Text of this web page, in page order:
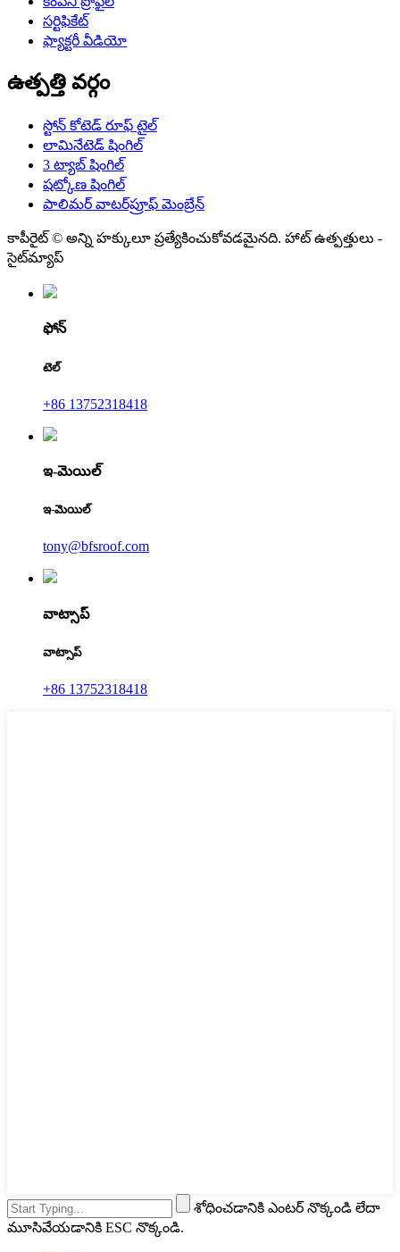
సర్టిఫికేట్
ఫ్యాక్టరీ వీడియో
ఉత్పత్తి వర్గం
స్టోన్ కోటెడ్ రూఫ్ టైల్
లామినేటెడ్ షింగిల్
3 ట్యాబ్ షింగిల్
షట్కోణ షింగిల్
పాలిమర్ వాటర్‌ప్రూఫ్ మెంబ్రేన్
కాపీరైట్ © అన్ని హక్కులూ ప్రత్యేకించుకోవడమైనది. హాట్ ఉత్పత్తులు -
సైట్‌మ్యాప్
ఫోన్
టెల్
+86 13752318418
ఇ-మెయిల్
ఇ-మెయిల్
tony@bfsroof.com
వాట్సాప్
వాట్సాప్
+86 13752318418
శోధించడానికి ఎంటర్ నొక్కండి లేదా
మూసివేయడానికి ESC నొక్కండి.